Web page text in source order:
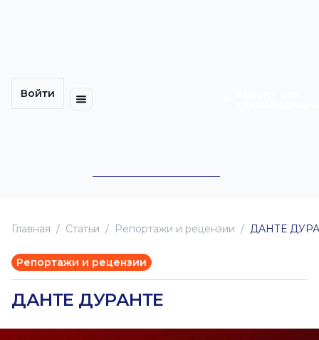
Войти
Главная Статьи Репортажи и рецензии ДАНТЕ
Репортажи и рецензии
ДАНТЕ ДУРАНТЕ